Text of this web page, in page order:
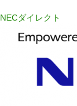
NECダイレクト